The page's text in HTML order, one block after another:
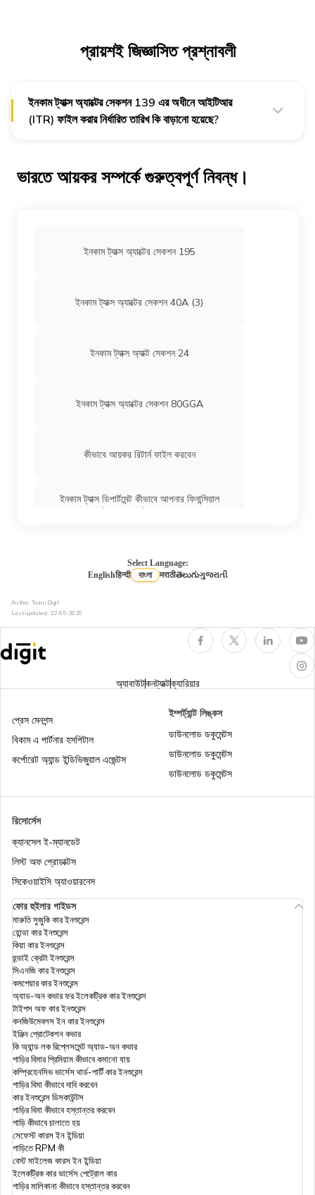
প্রায়শই জিজ্ঞাসিত প্রশ্নাবলী
ইনকাম ট্যাক্স অ্যাক্টের সেকশন 139 এর অধীনে আইটিআর
(ITR) ফাইল করার নির্ধারিত তারিখ কি বাড়ানো হয়েছে?
বাড়ানো যেতে পারে। সরকার, তার বিবেচনার ভিত্তিতে, 30 সেপ্টেম্বর তারিখটিও
বাড়াতে পারে।
ভারতে আয়কর সম্পর্কে গুরুত্বপূর্ণ নিবন্ধ।
ইনকাম ট্যাক্স অ্যাক্টের সেকশন 195
ইনকাম ট্যাক্স অ্যাক্টের সেকশন 40A (3)
ইনকাম ট্যাক্স অ্যাক্ট সেকশন 24
ইনকাম ট্যাক্স অ্যাক্টের সেকশন 80GGA
কীভাবে আয়কর রিটার্ন ফাইল করবেন
ইনকাম ট্যাক্স ডিপার্টমেন্ট কীভাবে আপনার ফিনান্সিয়াল
ট্রান্সাকশনস ট্র্যাক করে
ইনকাম ট্যাক্স অ্যাক্টের সেকশন 44AD
এনআরআইদের জন্য ইনকাম ট্যাক্স
ইনকাম ট্যাক্স অ্যাক্টের 80DD
অনলাইনে কীভাবে আইটিআর ফাইল করবেন?
ইনকাম ট্যাক্স অ্যাক্টের সেকশন 154
ইনকাম ট্যাক্স অ্যাক্টের সেকশন 194J
টিডিএস (TDS)
ইনকাম ট্যাক্স অ্যাক্টের সেকশন 80TTA
Select Language:
Englishहिन्दी বাংলা मराठीతెలుగుગુજરાતી
Author: Team Digit
Last updated: 22-05-2026
অ্যাবাউটকনট্যাক্টক্যারিয়ার
রিসোর্সেস
ক্যানসেল ই-ম্যানডেট
লিস্ট অফ প্রোডাক্টস
সিকেওয়াইসি অ্যাওয়ারনেস
প্রেস মেনশন্স
বিকাম এ পার্টনার হসপিটাল
কর্পোরেট অ্যান্ড ইন্ডিভিজুয়াল এজেন্টস
ইম্পর্ট্যান্ট লিঙ্কস
ডাউনলোড ডকুমেন্টস
ডাউনলোড ডকুমেন্টস
ডাউনলোড ডকুমেন্টস
ফোর হুইলার গাইডস
মারুতি সুজুকি কার ইনশুরেন্স
হোন্ডা কার ইনশুরেন্স
কিয়া কার ইনশুরেন্স
হুন্ডাই ক্রেটা ইনশুরেন্স
সিএনজি কার ইনশুরেন্স
কমপেয়ার কার ইনশুরেন্স
অ্যাড-অন কভার ফর ইলেকট্রিক কার ইনশুরেন্স
টাইপস অফ কার ইনশুরেন্স
কনজিউমেবলস ইন কার ইনশুরেন্স
ইঞ্জিন প্রোটেকশন কভার
কি অ্যান্ড লক রিপ্লেসমেন্ট অ্যাড-অন কভার
গাড়ির বিমার প্রিমিয়াম কীভাবে কমানো যায়
কম্প্রিহেনসিভ ভার্সেস থার্ড-পার্টি কার ইনশুরেন্স
গাড়ির বিমা কীভাবে দাবি করবেন
কার ইনশুরেন্স ডিসকাউন্টস
গাড়ির বিমা কীভাবে হস্তান্তর করবেন
গাড়ি কীভাবে চালাতে হয়
সেফেস্ট কারস ইন ইন্ডিয়া
গাড়িতে RPM কী
বেস্ট মাইলেজ কারস ইন ইন্ডিয়া
ইলেকট্রিক কার ভার্সেস পেট্রোল কার
গাড়ির মালিকানা কীভাবে হস্তান্তর করবেন